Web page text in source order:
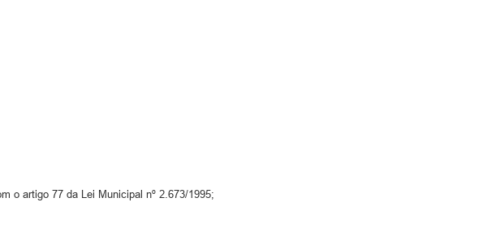
o artigo 77 da Lei Municipal nº 2.673/1995;